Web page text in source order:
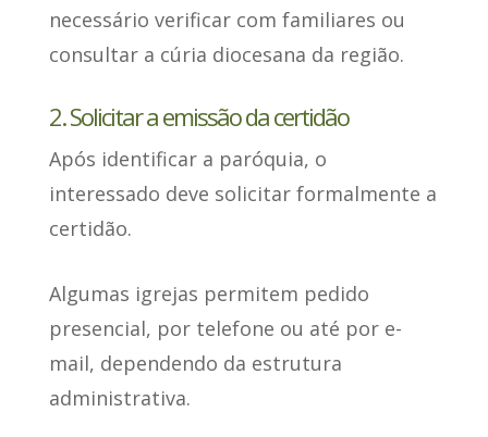
necessário verificar com familiares ou
consultar a cúria diocesana da região.
2. Solicitar a emissão da certidão
Após identificar a paróquia, o
interessado deve solicitar formalmente a
certidão.
Algumas igrejas permitem pedido
presencial, por telefone ou até por e-
mail, dependendo da estrutura
administrativa.